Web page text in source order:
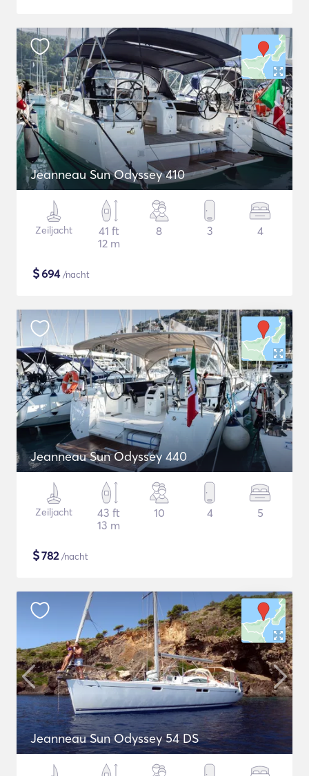
Jeanneau Sun Odyssey 410
Zeiljacht
41 ft
12 m
8 3 4
$694/nacht
Jeanneau Sun Odyssey 440
Zeiljacht
43 ft
13 m
10 4 5
$782/nacht
Jeanneau Sun Odyssey 54 DS